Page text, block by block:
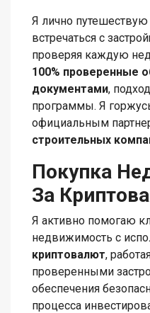
Я лично
встречаться с
проверяя каждую
100% проверенные
документами,
программы. Я
официальным
строительных
Покупка
За
Я активно помогаю
недвижимость с
криптовалют,
проверенными
обеспечения
процесса